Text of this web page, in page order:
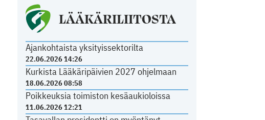
LÄÄKÄRILIITOSTA
Ajankohtaista yksityissektorilta
22.06.2026 14:26
Kurkista Lääkäripäivien 2027 ohjelmaan
18.06.2026 08:58
Poikkeuksia toimiston kesäaukioloissa
11.06.2026 12:21